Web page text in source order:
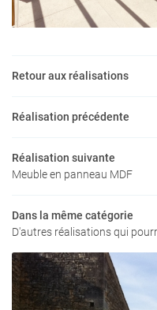
ACCUEIL
MENUISERIE
En cochant cette case, vous
Retour aux réalisations
Réalisation précédente
Réalisation suivante
Meuble en panneau MDF
Dans la même catégorie
D'autres réalisations qui